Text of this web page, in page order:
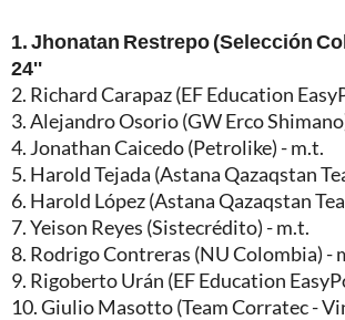
1. Jhonatan Restrepo (Selección
24''
2. Richard Carapaz (EF Education
3. Alejandro Osorio (GW Erco
4. Jonathan Caicedo (Petrolike) - m.t.
5. Harold Tejada (Astana Qazaqstan
6. Harold López (Astana Qazaqstan
7. Yeison Reyes (Sistecrédito) - m.t.
8. Rodrigo Contreras (NU Colombia) -
9. Rigoberto Urán (EF Education
10. Giulio Masotto (Team Corratec -